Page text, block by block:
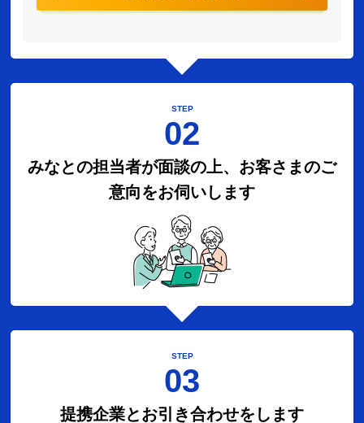
STEP
02
みなとの担当者が面談の上、お客さまのご
意向をお伺いします
STEP
03
提携企業とお引き合わせをします